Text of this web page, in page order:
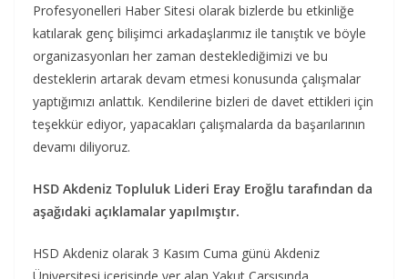
Profesyonelleri Haber Sitesi olarak bizlerde bu etkinliğe
katılarak genç bilişimci arkadaşlarımız ile tanıştık ve böyle
organizasyonları her zaman desteklediğimizi ve bu
desteklerin artarak devam etmesi konusunda çalışmalar
yaptığımızı anlattık. Kendilerine bizleri de davet ettikleri için
teşekkür ediyor, yapacakları çalışmalarda da başarılarının
devamı diliyoruz.
HSD Akdeniz Topluluk Lideri Eray Eroğlu tarafından da
aşağıdaki açıklamalar yapılmıştır.
HSD Akdeniz olarak 3 Kasım Cuma günü Akdeniz
Üniversitesi içerisinde yer alan Yakut Çarşısında